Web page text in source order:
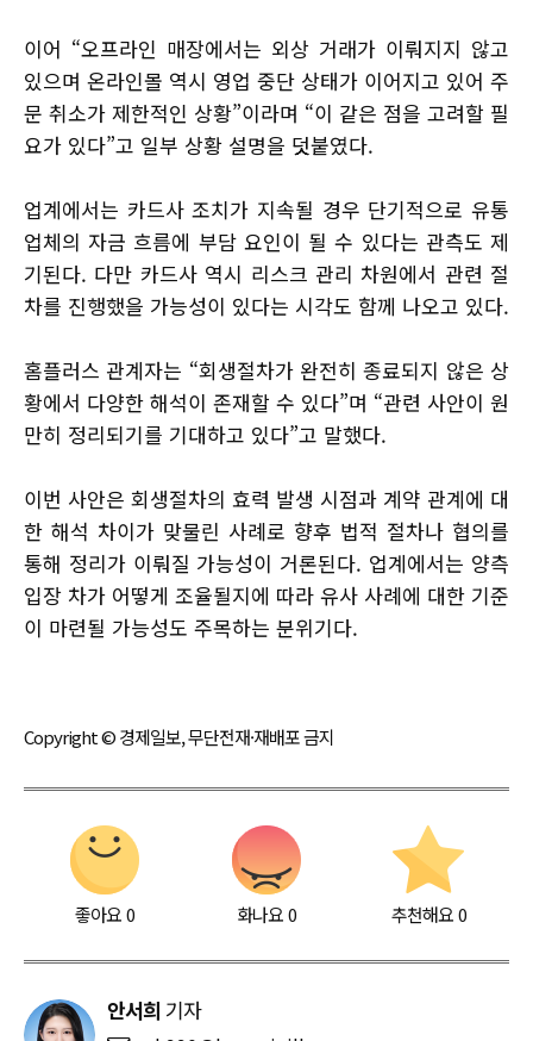
이어 “오프라인 매장에서는 외상 거래가 이뤄지지 않고
있으며 온라인몰 역시 영업 중단 상태가 이어지고 있어 주
문 취소가 제한적인 상황”이라며 “이 같은 점을 고려할 필
요가 있다”고 일부 상황 설명을 덧붙였다.
업계에서는 카드사 조치가 지속될 경우 단기적으로 유통
업체의 자금 흐름에 부담 요인이 될 수 있다는 관측도 제
기된다. 다만 카드사 역시 리스크 관리 차원에서 관련 절
차를 진행했을 가능성이 있다는 시각도 함께 나오고 있다.
홈플러스 관계자는 “회생절차가 완전히 종료되지 않은 상
황에서 다양한 해석이 존재할 수 있다”며 “관련 사안이 원
만히 정리되기를 기대하고 있다”고 말했다.
이번 사안은 회생절차의 효력 발생 시점과 계약 관계에 대
한 해석 차이가 맞물린 사례로 향후 법적 절차나 협의를
통해 정리가 이뤄질 가능성이 거론된다. 업계에서는 양측
입장 차가 어떻게 조율될지에 따라 유사 사례에 대한 기준
이 마련될 가능성도 주목하는 분위기다.
Copyright © 경제일보, 무단전재·재배포 금지
좋아요0 화나요0 추천해요 0
안서희 기자